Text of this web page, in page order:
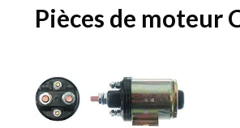
Pièces de moteur